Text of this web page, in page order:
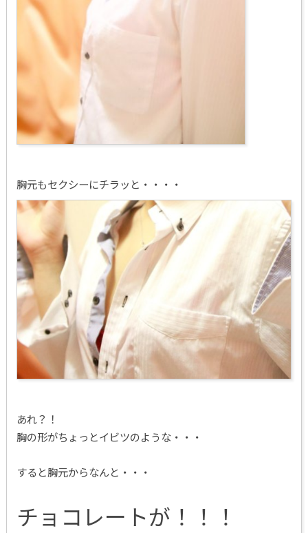
胸元もセクシーにチラッと・・・・
あれ？！
胸の形がちょっとイビツのような・・・
すると胸元からなんと・・・
チョコレートが！！！